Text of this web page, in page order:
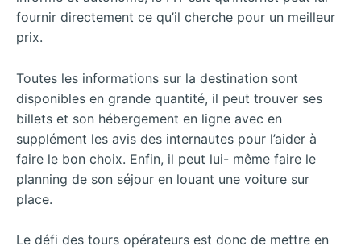
fournir directement ce qu’il cherche pour un meilleur
prix.
Toutes les informations sur la destination sont
disponibles en grande quantité, il peut trouver ses
billets et son hébergement en ligne avec en
supplément les avis des internautes pour l’aider à
faire le bon choix. Enfin, il peut lui- même faire le
planning de son séjour en louant une voiture sur
place.
Le défi des tours opérateurs est donc de mettre en